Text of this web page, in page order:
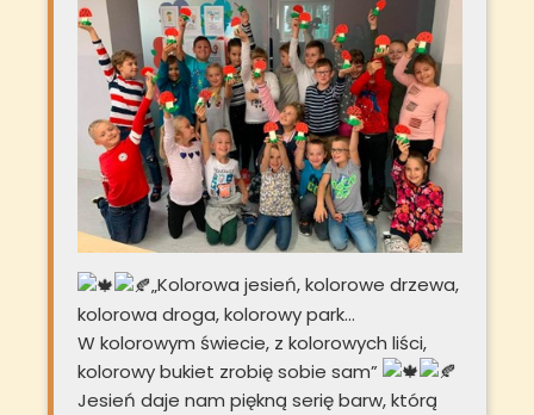
„Kolorowa jesień, kolorowe drzewa,
kolorowa droga, kolorowy park…
W kolorowym świecie, z kolorowych liści,
kolorowy bukiet zrobię sobie sam”
Jesień daje nam piękną serię barw, którą